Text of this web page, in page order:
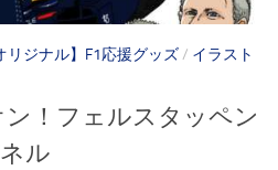
リジナル】F1応援グッズ/ イラスト
！フェルスタッペン
ル